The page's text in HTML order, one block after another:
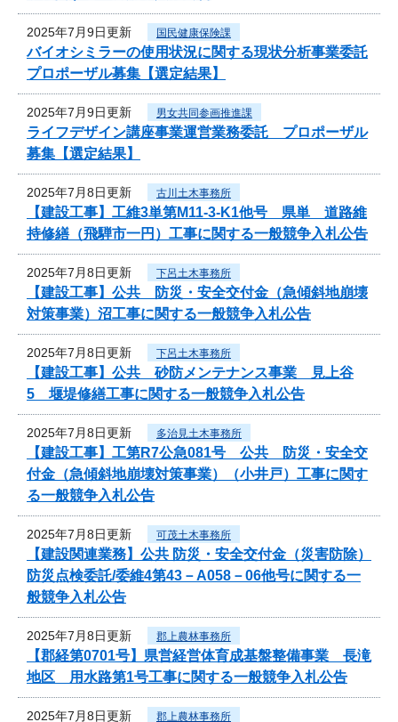
2025年7月9日更新 国民健康保険課
バイオシミラーの使用状況に関する現状分析事業委託
プロポーザル募集【選定結果】
2025年7月9日更新 男女共同参画推進課
ライフデザイン講座事業運営業務委託 プロポーザル
募集【選定結果】
2025年7月8日更新 古川土木事務所
【建設工事】工維3単第M11-3-K1他号 県単 道路維
持修繕（飛騨市一円）工事に関する一般競争入札公告
2025年7月8日更新 下呂土木事務所
【建設工事】公共 防災・安全交付金（急傾斜地崩壊
対策事業）沼工事に関する一般競争入札公告
2025年7月8日更新 下呂土木事務所
【建設工事】公共 砂防メンテナンス事業 見上谷
5 堰堤修繕工事に関する一般競争入札公告
2025年7月8日更新 多治見土木事務所
【建設工事】工第R7公急081号 公共 防災・安全交
付金（急傾斜地崩壊対策事業）（小井戸）工事に関す
る一般競争入札公告
2025年7月8日更新 可茂土木事務所
【建設関連業務】公共 防災・安全交付金（災害防除）
防災点検委託/委維4第43－A058－06他号に関する一
般競争入札公告
2025年7月8日更新 郡上農林事務所
【郡経第0701号】県営経営体育成基盤整備事業 長滝
地区 用水路第1号工事に関する一般競争入札公告
2025年7月8日更新 郡上農林事務所